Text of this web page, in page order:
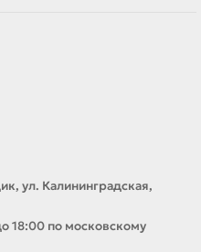
ул. Калининградская,
18:00 по московскому